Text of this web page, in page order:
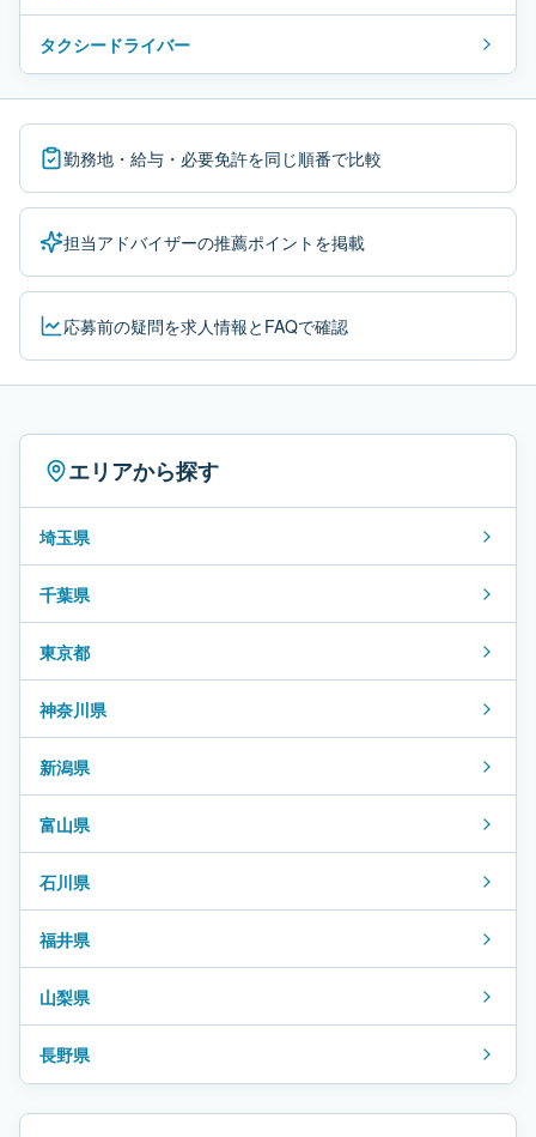
タクシードライバー
勤務地・給与・必要免許を同じ順番で比較
担当アドバイザーの推薦ポイントを掲載
応募前の疑問を求人情報とFAQで確認
エリアから探す
埼玉県
千葉県
東京都
神奈川県
新潟県
富山県
石川県
福井県
山梨県
長野県